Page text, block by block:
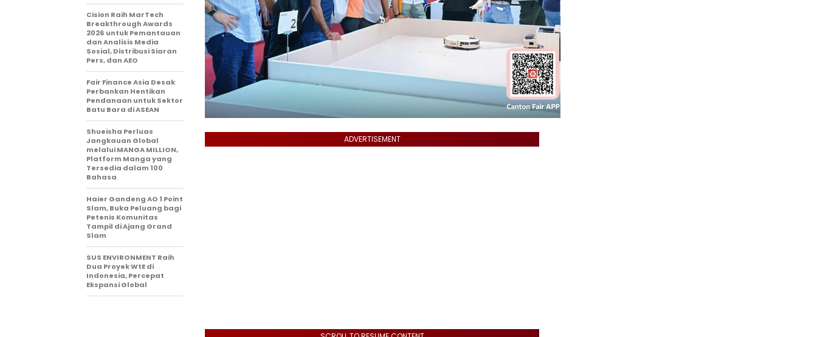
ADVERTISEMENT
Cision Raih MarTech
Breakthrough Awards
2026 untuk Pemantauan
dan Analisis Media
Sosial, Distribusi Siaran
Pers, dan AEO
Fair Finance Asia Desak
Perbankan Hentikan
Pendanaan untuk Sektor
Batu Bara di ASEAN
Shueisha Perluas
Jangkauan Global
melalui MANGA MILLION,
Platform Manga yang
Tersedia dalam 100
Bahasa
Haier Gandeng AO 1 Point
Slam, Buka Peluang bagi
Petenis Komunitas
Tampil di Ajang Grand
Slam
SUS ENVIRONMENT Raih
Dua Proyek WtE di
Indonesia, Percepat
Ekspansi Global